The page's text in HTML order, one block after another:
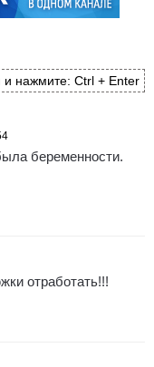
нажмите: Ctrl + Enter
беременности.
отработать!!!